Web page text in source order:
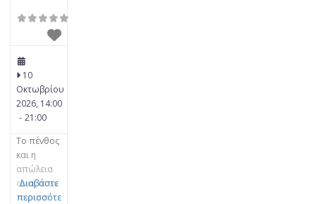
10
Οκτωβρίου
2026, 14:00
- 21:00
Το πένθος
και η
απώλεια
είναι στον
πυρήνα
Διαβάστε
περισσότε